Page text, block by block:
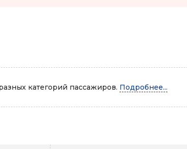
категорий пассажиров. Подробнее...